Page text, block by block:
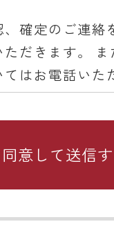
確定のご連絡
だきます。
はお電話いた
いたします。
指定受信や、